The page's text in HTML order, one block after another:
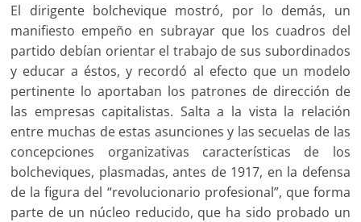
El dirigente bolchevique mostró, por lo demás, un
manifiesto empeño en subrayar que los cuadros del
partido debían orientar el trabajo de sus subordinados
y educar a éstos, y recordó al efecto que un modelo
pertinente lo aportaban los patrones de dirección de
las empresas capitalistas. Salta a la vista la relación
entre muchas de estas asunciones y las secuelas de las
concepciones organizativas características de los
bolcheviques, plasmadas, antes de 1917, en la defensa
de la figura del “revolucionario profesional”, que forma
parte de un núcleo reducido, que ha sido probado un